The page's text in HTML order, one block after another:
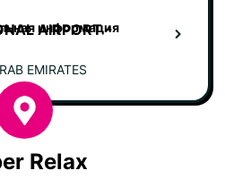
AIRPORT -
EMIRATES
информация
Relax